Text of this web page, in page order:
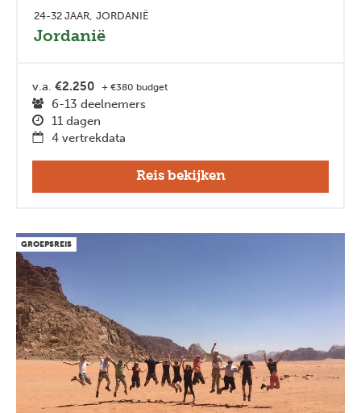
24-32 JAAR JORDANIË
Jordanië
v.a. €2.250 + €380 budget
6-13 deelnemers
11 dagen
4 vertrekdata
Reis bekijken
GROEPSREIS